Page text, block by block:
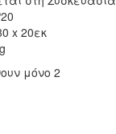
x 20εκ
μόνο 2